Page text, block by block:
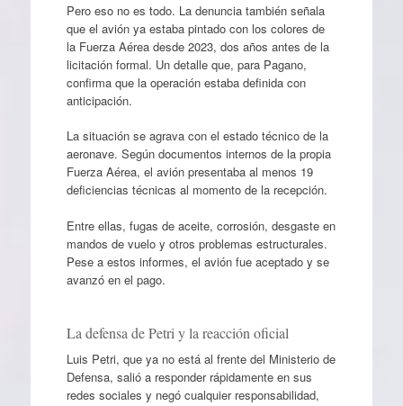
Pero eso no es todo. La denuncia también señala
que el avión ya estaba pintado con los colores de
la Fuerza Aérea desde 2023, dos años antes de la
licitación formal. Un detalle que, para Pagano,
confirma que la operación estaba definida con
anticipación.
La situación se agrava con el estado técnico de la
aeronave. Según documentos internos de la propia
Fuerza Aérea, el avión presentaba al menos 19
deficiencias técnicas al momento de la recepción.
Entre ellas, fugas de aceite, corrosión, desgaste en
mandos de vuelo y otros problemas estructurales.
Pese a estos informes, el avión fue aceptado y se
avanzó en el pago.
La defensa de Petri y la reacción oficial
Luis Petri, que ya no está al frente del Ministerio de
Defensa, salió a responder rápidamente en sus
redes sociales y negó cualquier responsabilidad,